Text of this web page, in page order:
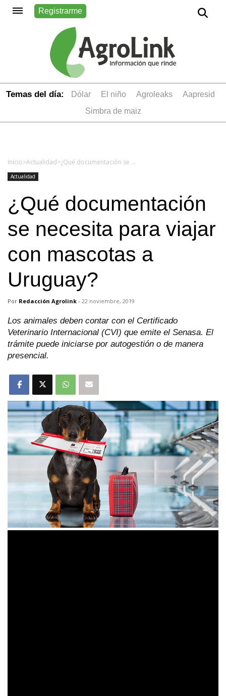
Registrarme
Temas del día: dólar el niño Agroleaks
aapresid
simbra de maiz
Inicio>Actualidad> ¿Qué documentación se necesita para viajar con mascotas a Uruguay?
Actualidad
¿Qué documentación
se necesita para viajar
con mascotas a
Uruguay?
Por Redacción Agrolink - 22 noviembre, 2019
Los animales deben contar con el Certificado
Veterinario Internacional (CVI) que emite el Senasa. El
trámite puede iniciarse por autogestión o de manera
presencial.